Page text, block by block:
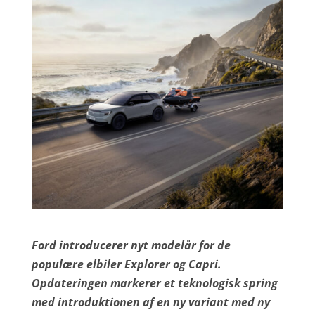
Ford introducerer nyt modelår for de
populære elbiler Explorer og Capri.
Opdateringen markerer et teknologisk spring
med introduktionen af en ny variant med ny